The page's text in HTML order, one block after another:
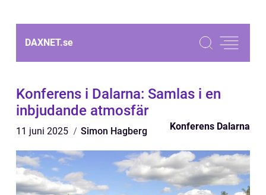
DAXNET.se
Konferens i Dalarna: Samlas i en
inbjudande atmosfär
11 juni 2025 Simon Hagberg Konferens Dalarna